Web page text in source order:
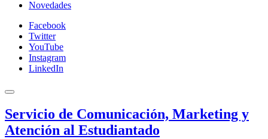
Novedades
Facebook
Twitter
YouTube
Instagram
LinkedIn
Servicio de Comunicación, Marketing y
Atención al Estudiantado